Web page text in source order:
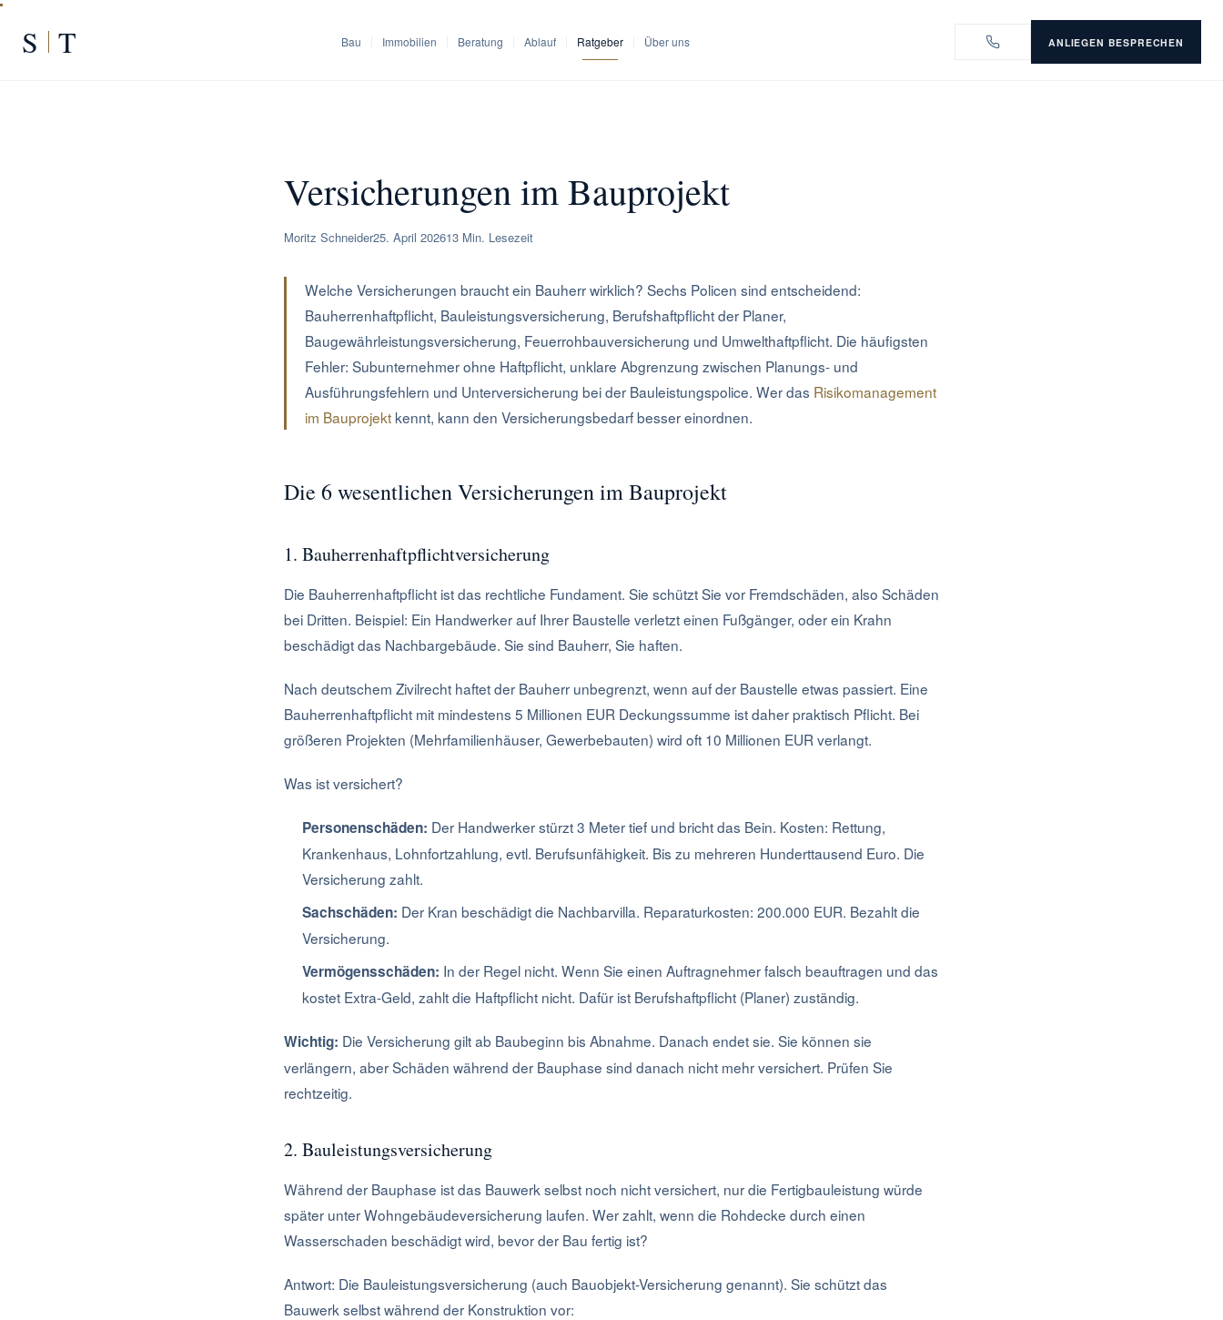
S T Bau Immobilien Beratung Ablauf Ratgeber Über uns ANLIEGEN BESPRECHEN
Versicherungen im Bauprojekt
Moritz Schneider25. April 202613 Min. Lesezeit
Welche Versicherungen braucht ein Bauherr wirklich? Sechs Policen sind entscheidend:
Bauherrenhaftpflicht, Bauleistungsversicherung, Berufshaftpflicht der Planer,
Baugewährleistungsversicherung, Feuerrohbauversicherung und Umwelthaftpflicht. Die häufigsten
Fehler: Subunternehmer ohne Haftpflicht, unklare Abgrenzung zwischen Planungs- und
Ausführungsfehlern und Unterversicherung bei der Bauleistungspolice. Wer das Risikomanagement
im Bauprojekt kennt, kann den Versicherungsbedarf besser einordnen.
Die 6 wesentlichen Versicherungen im Bauprojekt
1. Bauherrenhaftpflichtversicherung
Die Bauherrenhaftpflicht ist das rechtliche Fundament. Sie schützt Sie vor Fremdschäden, also Schäden
bei Dritten. Beispiel: Ein Handwerker auf Ihrer Baustelle verletzt einen Fußgänger, oder ein Krahn
beschädigt das Nachbargebäude. Sie sind Bauherr, Sie haften.
Nach deutschem Zivilrecht haftet der Bauherr unbegrenzt, wenn auf der Baustelle etwas passiert. Eine
Bauherrenhaftpflicht mit mindestens 5 Millionen EUR Deckungssumme ist daher praktisch Pflicht. Bei
größeren Projekten (Mehrfamilienhäuser, Gewerbebauten) wird oft 10 Millionen EUR verlangt.
Was ist versichert?
Personenschäden: Der Handwerker stürzt 3 Meter tief und bricht das Bein. Kosten: Rettung,
Krankenhaus, Lohnfortzahlung, evtl. Berufsunfähigkeit. Bis zu mehreren Hunderttausend Euro. Die
Versicherung zahlt.
Sachschäden: Der Kran beschädigt die Nachbarvilla. Reparaturkosten: 200.000 EUR. Bezahlt die
Versicherung.
Vermögensschäden: In der Regel nicht. Wenn Sie einen Auftragnehmer falsch beauftragen und das
kostet Extra-Geld, zahlt die Haftpflicht nicht. Dafür ist Berufshaftpflicht (Planer) zuständig.
Wichtig: Die Versicherung gilt ab Baubeginn bis Abnahme. Danach endet sie. Sie können sie
verlängern, aber Schäden während der Bauphase sind danach nicht mehr versichert. Prüfen Sie
rechtzeitig.
2. Bauleistungsversicherung
Während der Bauphase ist das Bauwerk selbst noch nicht versichert, nur die Fertigbauleistung würde
später unter Wohngebäudeversicherung laufen. Wer zahlt, wenn die Rohdecke durch einen
Wasserschaden beschädigt wird, bevor der Bau fertig ist?
Antwort: Die Bauleistungsversicherung (auch Bauobjekt-Versicherung genannt). Sie schützt das
Bauwerk selbst während der Konstruktion vor: